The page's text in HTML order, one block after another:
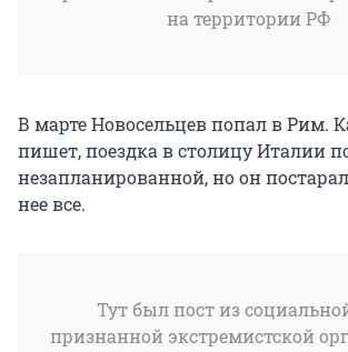
на территории РФ
В марте Новосельцев попал в Рим.
пишет, поездка в столицу Италии
незапланированной, но он
нее все.
Тут был пост из
признанной экстремистской